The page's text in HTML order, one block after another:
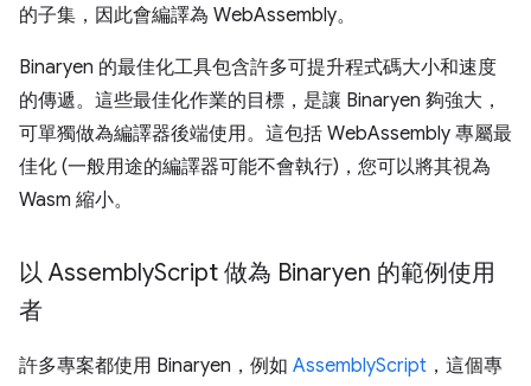
的子集，因此會編譯為 WebAssembly。
Binaryen 的最佳化工具包含許多可提升程式碼大小和速度
的傳遞。這些最佳化作業的目標，是讓 Binaryen 夠強大，
可單獨做為編譯器後端使用。這包括 WebAssembly 專屬最
佳化 (一般用途的編譯器可能不會執行)，您可以將其視為
Wasm 縮小。
以 AssemblyScript 做為 Binaryen 的範例使用
者
許多專案都使用 Binaryen，例如 AssemblyScript ，這個專